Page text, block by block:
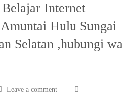
Internet
Hulu Sungai
Selatan ,hubungi wa
Leave a comment